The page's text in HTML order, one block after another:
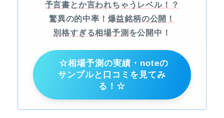
予言書とか言われちゃうレベル！？
驚異の的中率！ 爆益銘柄の公開！
別格すぎる相場予測 を公開中！
☆相場予測の実績・noteの
サンプルと口コミを見てみ
る！☆